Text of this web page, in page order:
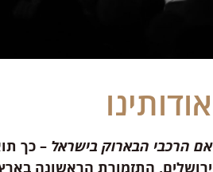
אודותינו
אם הרכבי הבארוק בישראל – כך
ירושלים, התזמורת הראשונה